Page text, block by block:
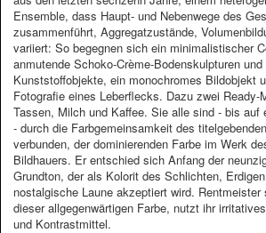
Ensemble, dass Haupt- und Nebenwege des
zusammenführt, Aggregatzustände,
variiert: So begegnen sich ein minimalistischer
anmutende Schoko-Crème-Bodenskulpturen und
Kunststoffobjekte, ein monochromes Bildobjekt
Fotografie eines Leberflecks. Dazu zwei Ready-
Tassen, Milch und Kaffee. Sie alle sind - bis auf
- durch die Farbgemeinsamkeit des
verbunden, der dominierenden Farbe im Werk
Bildhauers. Er entschied sich Anfang der
Grundton, der als Kolorit des Schlichten,
nostalgische Laune akzeptiert wird.
dieser allgegenwärtigen Farbe, nutzt ihr
und Kontrastmittel.